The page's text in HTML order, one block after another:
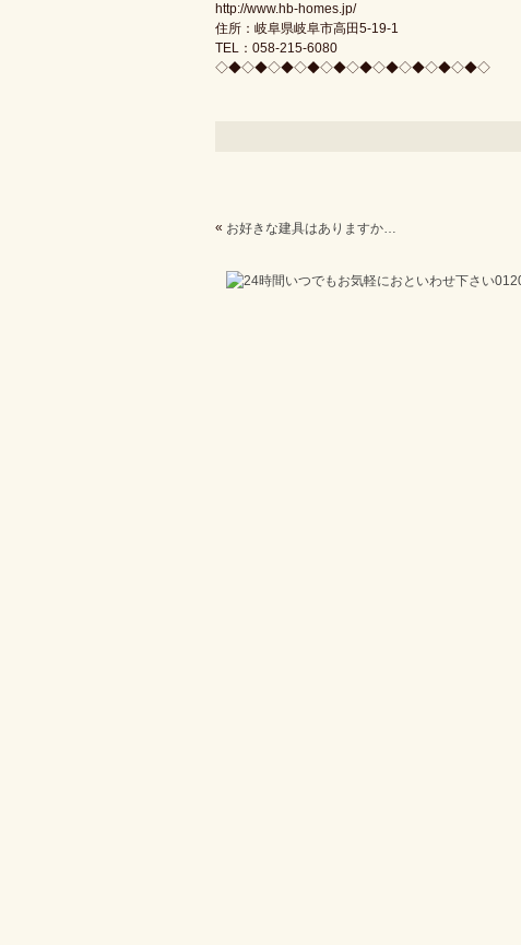
http://www.hb-homes.jp/
住所：岐阜県岐阜市高田5-19-1
TEL：058-215-6080
◇◆◇◆◇◆◇◆◇◆◇◆◇◆◇◆◇◆◇◆◇
« お好きな建具はありますか？？